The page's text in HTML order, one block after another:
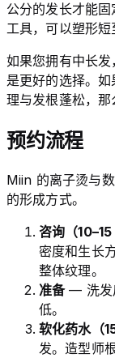
公分的发长才能
工具，可以塑形短
如果您拥有中长
是更好的选择。
理与发根蓬松，那
预约流程
Miin 的离子烫与
的形成方式。
咨询（10–15
密度和生长
整体纹理。
准备— 洗发
低。
软化药水（
发。造型师